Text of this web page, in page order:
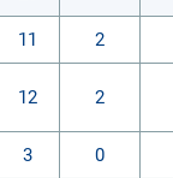
11 2
12 2
3 0